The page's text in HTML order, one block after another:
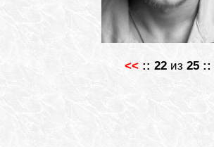
<< :: 22 из 25 ::